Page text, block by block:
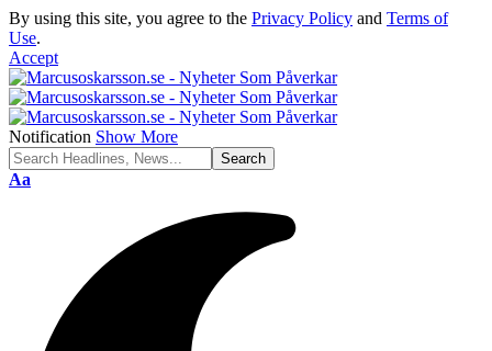
By using this site, you agree to the Privacy Policy and Terms of
Use.
Accept
Notification Show More
Font
Aa